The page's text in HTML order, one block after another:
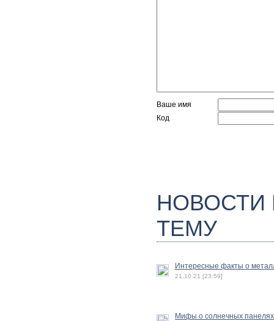
Ваше имя
Код
ТЕМУ
Интересные факты о
21.10.21 [23:59]
Мифы о солнечных панелях